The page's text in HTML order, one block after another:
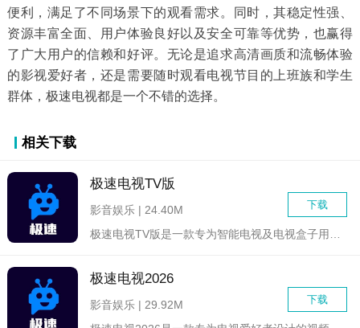
便利，满足了不同场景下的观看需求。同时，其稳定性强、
资源丰富全面、用户体验良好以及安全可靠等优势，也赢得
了广大用户的信赖和好评。无论是追求高清画质和流畅体验
的影视爱好者，还是需要随时观看电视节目的上班族和学生
群体，极速电视都是一个不错的选择。
相关下载
极速电视TV版
下载
影音娱乐 | 24.40M
极速电视2026
下载
影音娱乐 | 29.92M